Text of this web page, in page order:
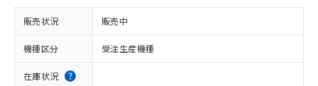
販売状況 販売中
機種区分 受注生産機種
在庫状況